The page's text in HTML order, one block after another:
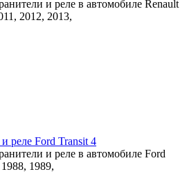
и реле в автомобиле Renault
2012, 2013,
реле Ford Transit 4
и реле в автомобиле Ford
1989,